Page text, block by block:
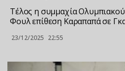
Τέλος η συμμαχία
Φουλ επίθεση Καραπαπά σε
23/12/2025 22:55